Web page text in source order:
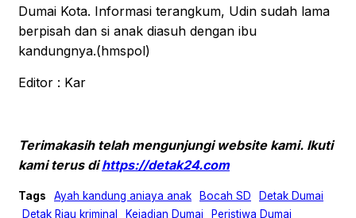
Dumai Kota. Informasi terangkum, Udin sudah lama
berpisah dan si anak diasuh dengan ibu
kandungnya.(hmspol)
Editor : Kar
Terimakasih telah mengunjungi website kami. Ikuti
kami terus dihttps://detak24.com
Tags Ayah kandung aniaya anak Bocah SD
Detak Dumai
Detak Riau kriminal
Kejadian Dumai Peristiwa Dumai